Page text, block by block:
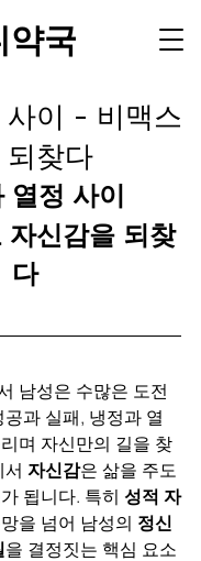
약국
사이 - 비맥스
되찾다
열정 사이
신감을 되찾
다
남성은 수많은 도전
과 실패, 냉정과 열
며 자신만의 길을 찾
서 자신감은 삶을 주도
됩니다. 특히 성적 자
을 넘어 남성의 정신
을 결정짓는 핵심 요소